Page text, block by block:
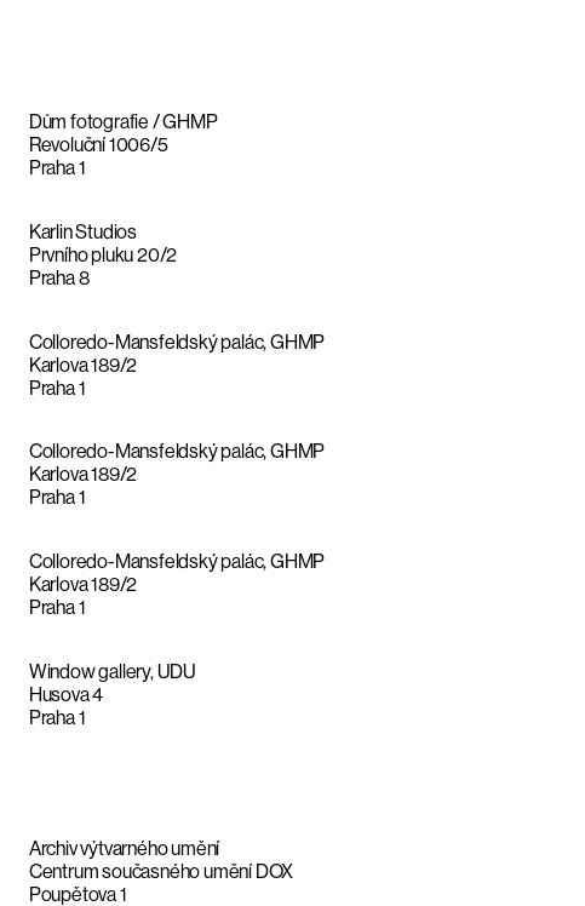
Dům fotografie / GHMP
Revoluční 1006/5
Praha 1
Karlin Studios
Prvního pluku 20/2
Praha 8
Colloredo-Mansfeldský palác, GHMP
Karlova 189/2
Praha 1
Colloredo-Mansfeldský palác, GHMP
Karlova 189/2
Praha 1
Colloredo-Mansfeldský palác, GHMP
Karlova 189/2
Praha 1
Window gallery, UDU
Husova 4
Praha 1
Archiv výtvarného umění
Centrum současného umění DOX
Poupětova 1